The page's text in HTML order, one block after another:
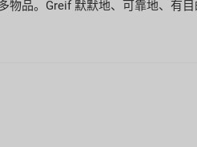
品。Greif 默默地、可靠地、有目